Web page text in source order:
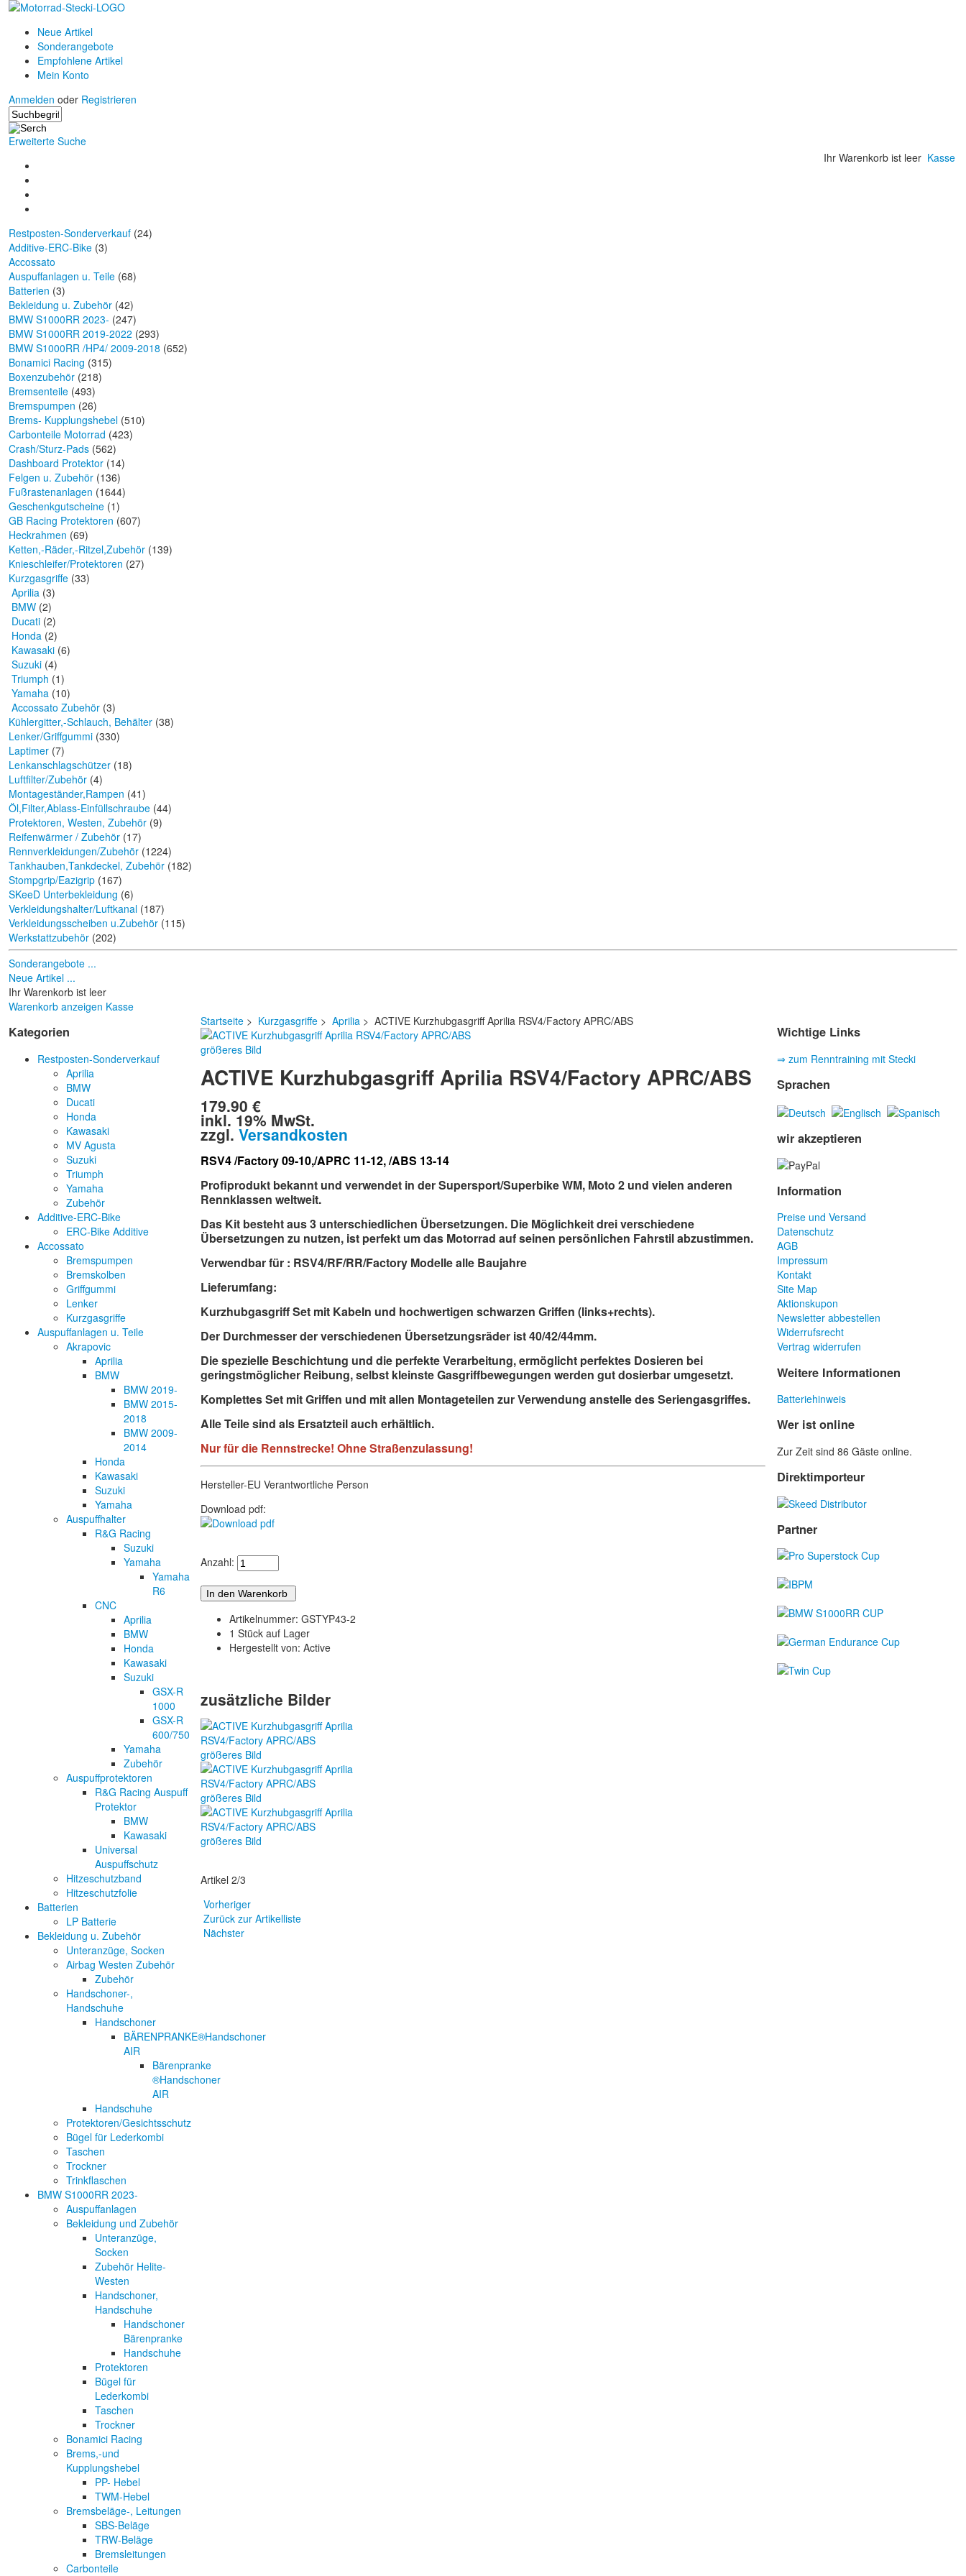
Neue Artikel
Sonderangebote
Empfohlene Artikel
Mein Konto
Anmelden oder Registrieren
Erweiterte Suche
Ihr Warenkorb ist leer Kasse
Restposten-Sonderverkauf (24)
Additive-ERC-Bike (3)
Accossato
Auspuffanlagen u. Teile (68)
Batterien (3)
Bekleidung u. Zubehör (42)
BMW S1000RR 2023- (247)
BMW S1000RR 2019-2022 (293)
BMW S1000RR /HP4/ 2009-2018 (652)
Bonamici Racing (315)
Boxenzubehör (218)
Bremsenteile (493)
Bremspumpen (26)
Brems- Kupplungshebel (510)
Carbonteile Motorrad (423)
Crash/Sturz-Pads (562)
Dashboard Protektor (14)
Felgen u. Zubehör (136)
Fußrastenanlagen (1644)
Geschenkgutscheine (1)
GB Racing Protektoren (607)
Heckrahmen (69)
Ketten,-Räder,-Ritzel,Zubehör (139)
Knieschleifer/Protektoren (27)
Kurzgasgriffe (33)
Aprilia (3)
BMW (2)
Ducati (2)
Honda (2)
Kawasaki (6)
Suzuki (4)
Triumph (1)
Yamaha (10)
Accossato Zubehör (3)
Kühlergitter,-Schlauch, Behälter (38)
Lenker/Griffgummi (330)
Laptimer (7)
Lenkanschlagschützer (18)
Luftfilter/Zubehör (4)
Montageständer,Rampen (41)
Öl,Filter,Ablass-Einfüllschraube (44)
Protektoren, Westen, Zubehör (9)
Reifenwärmer / Zubehör (17)
Rennverkleidungen/Zubehör (1224)
Tankhauben,Tankdeckel, Zubehör (182)
Stompgrip/Eazigrip (167)
SKeeD Unterbekleidung (6)
Verkleidungshalter/Luftkanal (187)
Verkleidungsscheiben u.Zubehör (115)
Werkstattzubehör (202)
Sonderangebote ...
Neue Artikel ...
Ihr Warenkorb ist leer
Warenkorb anzeigen Kasse
Kategorien
Restposten-Sonderverkauf
Aprilia
BMW
Ducati
Honda
Kawasaki
MV Agusta
Suzuki
Triumph
Yamaha
Zubehör
Additive-ERC-Bike
ERC-Bike Additive
Accossato
Bremspumpen
Bremskolben
Griffgummi
Lenker
Kurzgasgriffe
Auspuffanlagen u. Teile
Akrapovic
Aprilia
BMW
BMW 2019-
BMW 2015-
2018
BMW 2009-
2014
Honda
Kawasaki
Suzuki
Yamaha
Auspuffhalter
R&G Racing
Suzuki
Yamaha
Yamaha
R6
CNC
Aprilia
BMW
Honda
Kawasaki
Suzuki
GSX-R
1000
GSX-R
600/750
Yamaha
Zubehör
Auspuffprotektoren
R&G Racing Auspuff
Protektor
BMW
Kawasaki
Universal
Auspuffschutz
Hitzeschutzband
Hitzeschutzfolie
Batterien
LP Batterie
Bekleidung u. Zubehör
Unteranzüge, Socken
Airbag Westen Zubehör
Zubehör
Handschoner-,
Handschuhe
Handschoner
BÄRENPRANKE®Handschoner
AIR
Bärenpranke
®Handschoner
AIR
Handschuhe
Protektoren/Gesichtsschutz
Bügel für Lederkombi
Taschen
Trockner
Trinkflaschen
BMW S1000RR 2023-
Auspuffanlagen
Bekleidung und Zubehör
Unteranzüge,
Socken
Zubehör Helite-
Westen
Handschoner,
Handschuhe
Handschoner
Bärenpranke
Handschuhe
Protektoren
Bügel für
Lederkombi
Taschen
Trockner
Bonamici Racing
Brems,-und
Kupplungshebel
PP- Hebel
TWM-Hebel
Bremsbeläge-, Leitungen
SBS-Beläge
TRW-Beläge
Bremsleitungen
Carbonteile
Startseite > Kurzgasgriffe >Aprilia > ACTIVE Kurzhubgasgriff Aprilia RSV4/Factory APRC/ABS
größeres Bild
ACTIVE Kurzhubgasgriff Aprilia RSV4/Factory APRC/ABS
179.90 €
inkl. 19% MwSt.
zzgl.Versandkosten
RSV4 /Factory 09-10,/APRC 11-12, /ABS 13-14
Profiprodukt bekannt und verwendet in der Supersport/Superbike WM, Moto 2 und vielen anderen
Rennklassen weltweit.
Das Kit besteht aus 3 unterschiedlichen Übersetzungen. Die Möglichkeit drei verschiedene
Übersetzungen zu nutzen, ist perfekt um das Motorrad auf seinen persönlichen Fahrstil abzustimmen.
Verwendbar für : RSV4/RF/RR/Factory Modelle alle Baujahre
Lieferumfang:
Kurzhubgasgriff Set mit Kabeln und hochwertigen schwarzen Griffen (links+rechts).
Der Durchmesser der verschiedenen Übersetzungsräder ist 40/42/44mm.
Die spezielle Beschichtung und die perfekte Verarbeitung, ermöglicht perfektes Dosieren bei
geringstmöglicher Reibung, selbst kleinste Gasgriffbewegungen werden gut dosierbar umgesetzt.
Komplettes Set mit Griffen und mit allen Montageteilen zur Verwendung anstelle des Seriengasgriffes.
Alle Teile sind als Ersatzteil auch erhältlich.
Nur für die Rennstrecke! Ohne Straßenzulassung!
Hersteller-EU Verantwortliche Person
Download pdf:
Anzahl:
Artikelnummer: GSTYP43-2
1 Stück auf Lager
Hergestellt von: Active
zusätzliche Bilder
größeres Bild
größeres Bild
größeres Bild
Artikel 2/3
Vorheriger
Zurück zur Artikelliste
Nächster
Wichtige Links
⇒ zum Renntraining mit Stecki
Sprachen
wir akzeptieren
Information
Preise und Versand
Datenschutz
AGB
Impressum
Kontakt
Site Map
Aktionskupon
Newsletter abbestellen
Widerrufsrecht
Vertrag widerrufen
Weitere Informationen
Batteriehinweis
Wer ist online
Zur Zeit sind 86 Gäste online.
Direktimporteur
Partner